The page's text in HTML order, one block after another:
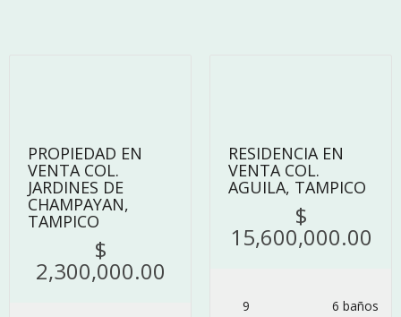
PROPIEDAD EN
VENTA COL.
JARDINES DE
CHAMPAYAN,
TAMPICO
$
2,300,000.00
RESIDENCIA EN
VENTA COL.
AGUILA, TAMPICO
$
15,600,000.00
9
6 baños